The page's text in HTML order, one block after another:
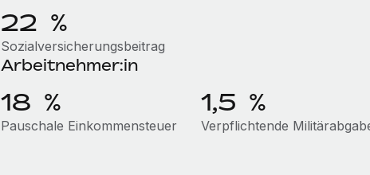
22 %
Sozialversicherungsbeitrag
Arbeitnehmer:in
18 %
Pauschale Einkommensteuer
1,5 %
Verpflichtende